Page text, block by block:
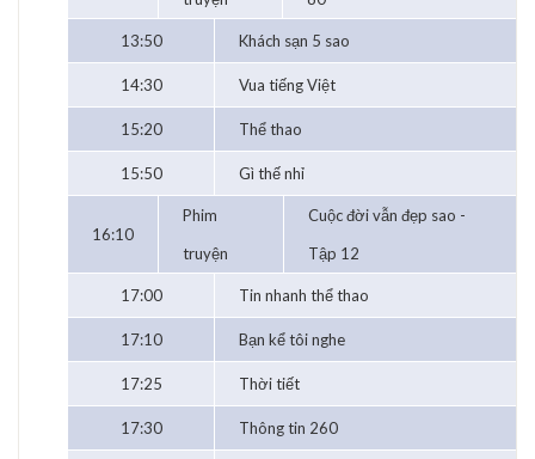
13:50 Khách sạn 5 sao
14:30 Vua tiếng Việt
15:20 Thể thao
15:50 Gì thế nhỉ
16:10
Phim
truyện
Cuộc đời vẫn đẹp sao -
Tập 12
17:00 Tin nhanh thể thao
17:10 Bạn kể tôi nghe
17:25 Thời tiết
17:30 Thông tin 260